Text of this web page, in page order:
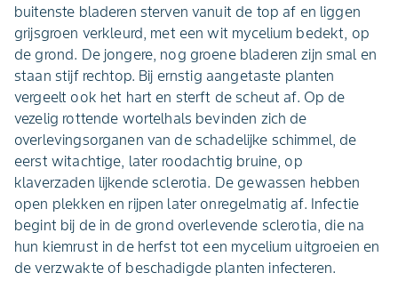
buitenste bladeren sterven vanuit de top af en liggen
grijsgroen verkleurd, met een wit mycelium bedekt, op
de grond. De jongere, nog groene bladeren zijn smal en
staan stijf rechtop. Bij ernstig aangetaste planten
vergeelt ook het hart en sterft de scheut af. Op de
vezelig rottende wortelhals bevinden zich de
overlevingsorganen van de schadelijke schimmel, de
eerst witachtige, later roodachtig bruine, op
klaverzaden lijkende sclerotia. De gewassen hebben
open plekken en rijpen later onregelmatig af. Infectie
begint bij de in de grond overlevende sclerotia, die na
hun kiemrust in de herfst tot een mycelium uitgroeien en
de verzwakte of beschadigde planten infecteren.